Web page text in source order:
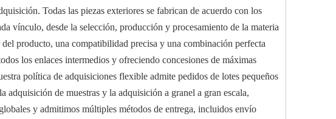
Todas las piezas exteriores se fabrican de acuerdo con los
vínculo, desde la selección, producción y procesamiento de la materia
producto, una compatibilidad precisa y una combinación perfecta
los enlaces intermedios y ofreciendo concesiones de máximas
política de adquisiciones flexible admite pedidos de lotes pequeños
adquisición de muestras y la adquisición a granel a gran escala,
y admitimos múltiples métodos de entrega, incluidos envío